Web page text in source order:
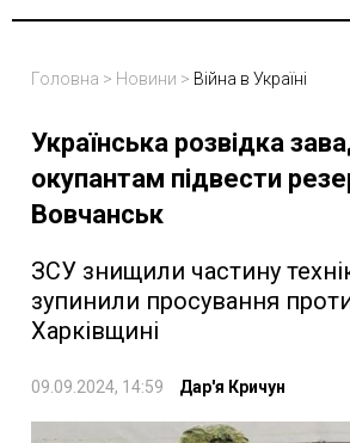
Головна > Новини > Війна в Україні
Українська розвідка
окупантам підвести
Вовчанськ
ЗСУ знищили частину
зупинили просування
Харківщині
09.09.2024, 14:59 Дар'я Кричун